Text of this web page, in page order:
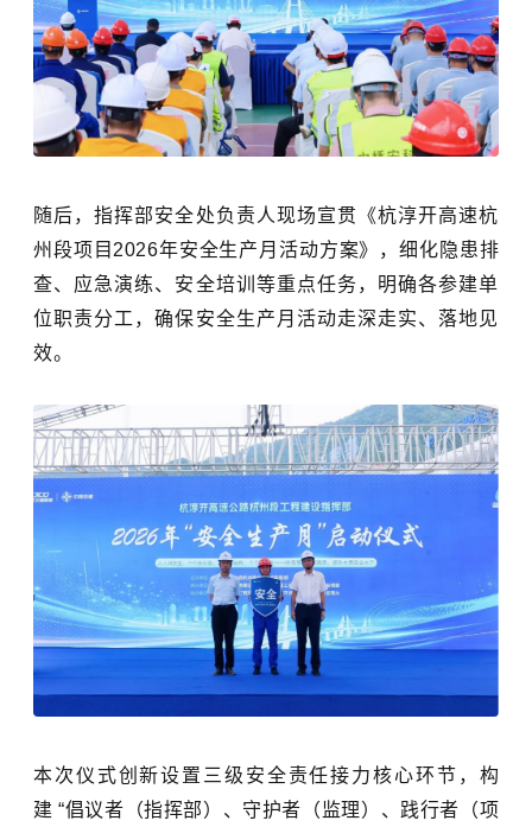
随后，指挥部安全处负责人现场宣贯《杭淳开高速杭
州段项目2026年安全生产月活动方案》，细化隐患排
查、应急演练、安全培训等重点任务，明确各参建单
位职责分工，确保安全生产月活动走深走实、落地见
效。
本次仪式创新设置三级安全责任接力核心环节，构
建 “倡议者（指挥部） 、 守护者（监理） 、 践行者（项